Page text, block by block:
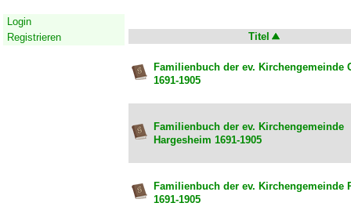
Login
Registrieren
Titel
Familienbuch der ev. Kirchengemeinde
1691-1905
Familienbuch der ev. Kirchengemeinde
Hargesheim 1691-1905
Familienbuch der ev. Kirchengemeinde
1691-1905